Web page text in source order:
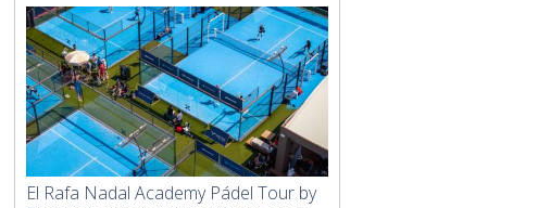
El Rafa Nadal Academy Pádel Tour by